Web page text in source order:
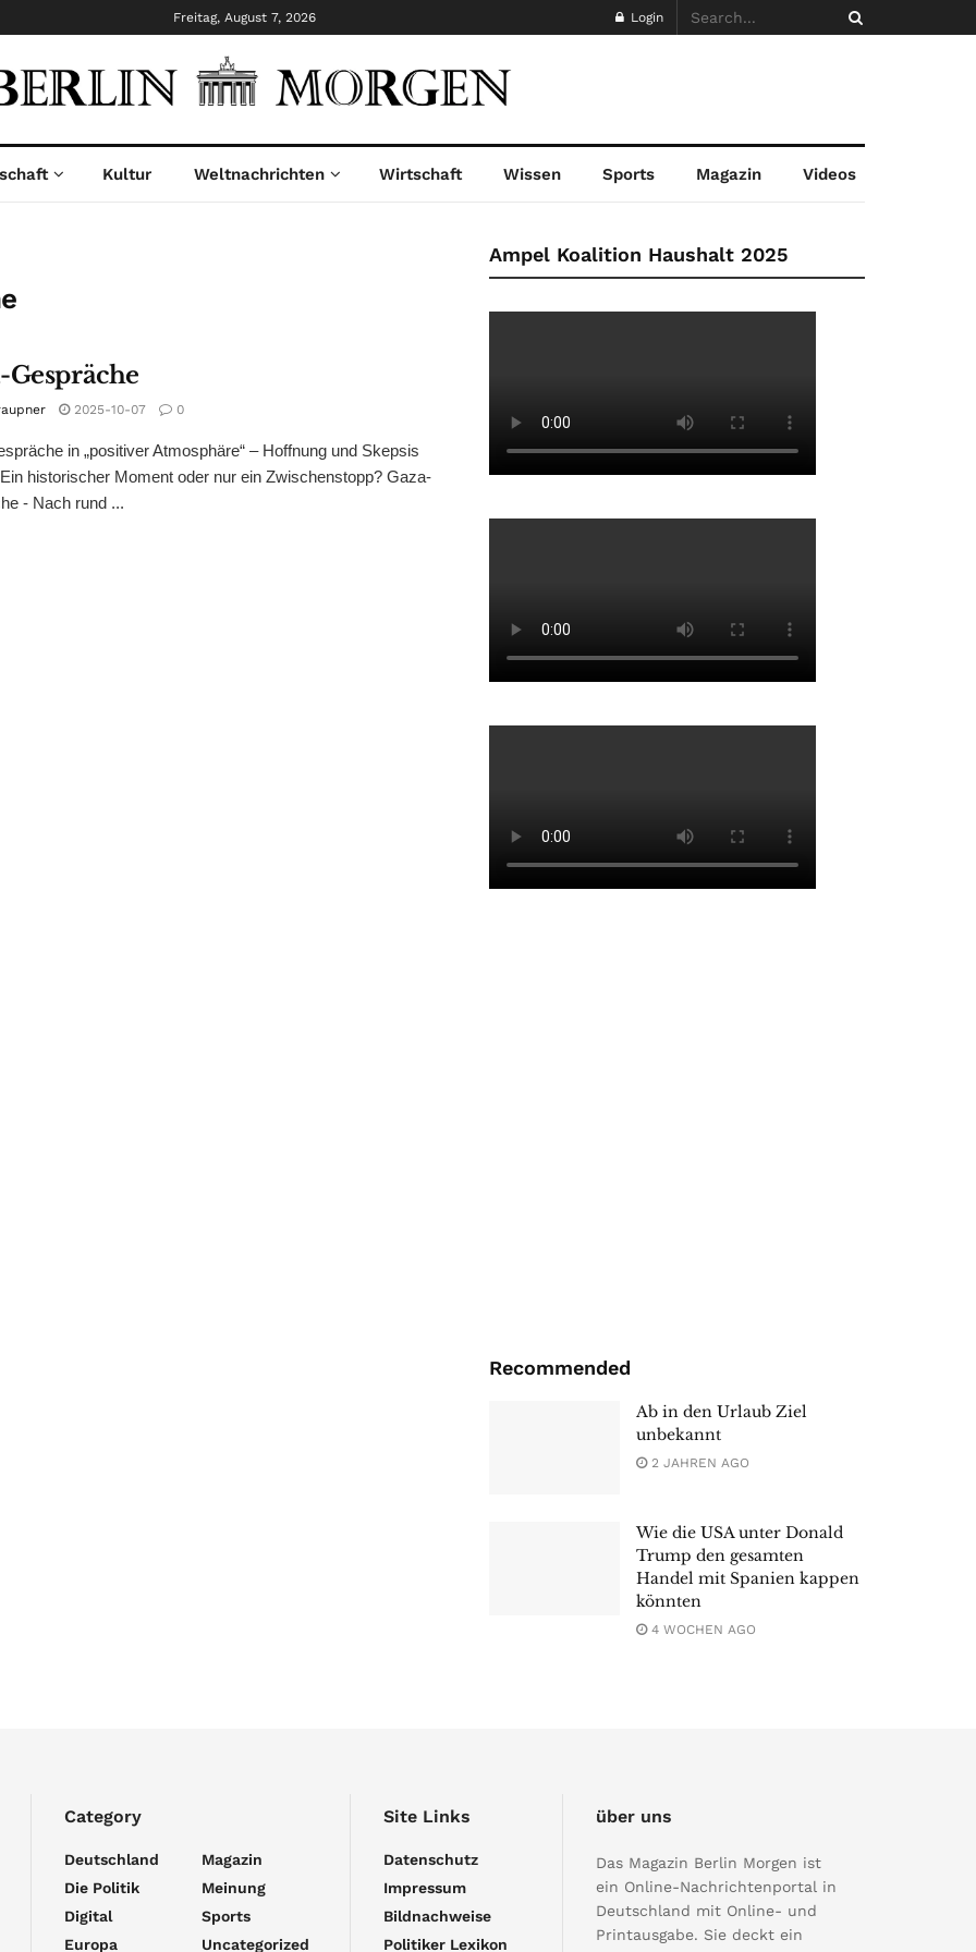
Freitag, August 7, 2026 Login
Kultur Weltnachrichten Wirtschaft Wissen Sports Magazin Videos
Gespräche
2025-10-07 0
in „positiver Atmosphäre“ – Hoffnung und Skepsis
historischer Moment oder nur ein Zwischenstopp? Gaza-
- Nach rund ...
Ampel Koalition Haushalt 2025
Recommended
Ab in den Urlaub Ziel
unbekannt
2 JAHREN AGO
Wie die USA unter Donald
Trump den gesamten
Handel mit Spanien kappen
könnten
4 WOCHEN AGO
Category
Deutschland
Die Politik
Digital
Europa
Magazin
Meinung
Sports
Uncategorized
Site Links
Datenschutz
Impressum
Bildnachweise
Politiker Lexikon
über uns
Das Magazin Berlin Morgen ist
ein Online-Nachrichtenportal in
Deutschland mit Online- und
Printausgabe. Sie deckt ein